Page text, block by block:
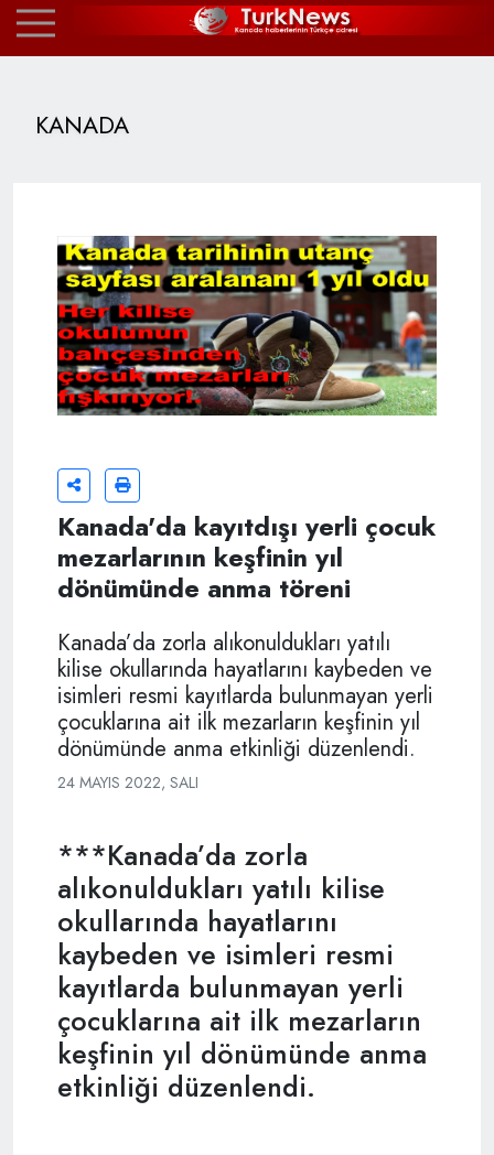
KANADA
Kanada'da kayıtdışı yerli çocuk
mezarlarının keşfinin yıl
dönümünde anma töreni
Kanada’da zorla alıkonuldukları yatılı
kilise okullarında hayatlarını kaybeden ve
isimleri resmi kayıtlarda bulunmayan yerli
çocuklarına ait ilk mezarların keşfinin yıl
dönümünde anma etkinliği düzenlendi.
24 MAYIS 2022, SALI
***Kanada’da zorla
alıkonuldukları yatılı kilise
okullarında hayatlarını
kaybeden ve isimleri resmi
kayıtlarda bulunmayan yerli
çocuklarına ait ilk mezarların
keşfinin yıl dönümünde anma
etkinliği düzenlendi.